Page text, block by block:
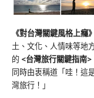
《對台灣關鍵風格上癮》
土、文化、人情味等地
的 <台灣旅行關鍵指南>
同時由衷稱道「哇！這
灣旅行！」